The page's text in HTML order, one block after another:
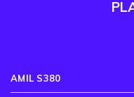
AMIL S380